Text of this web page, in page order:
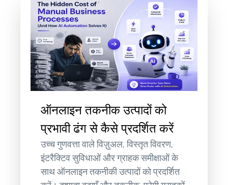
ऑनलाइन तकनीक उत्पादों को
प्रभावी ढंग से कैसे प्रदर्शित करें
उच्च गुणवत्ता वाले विज़ुअल, विस्तृत विवरण,
इंटरैक्टिव सुविधाओं और ग्राहक समीक्षाओं के
साथ ऑनलाइन तकनीकी उत्पादों को प्रदर्शित